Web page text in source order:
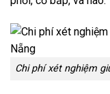
Chi phí xét nghiệm